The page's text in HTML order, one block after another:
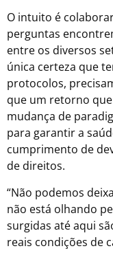
O intuito é
perguntas
entre os diversos
única certeza que
protocolos,
que um retorno
mudança de
para garantir a
cumprimento de
de direitos.
“Não podemos
não está olhando
surgidas até aqui
reais condições de